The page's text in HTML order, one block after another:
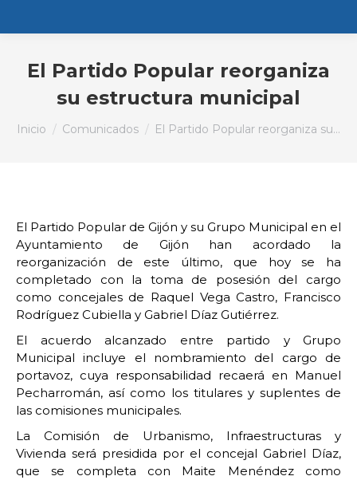
El Partido Popular reorganiza
su estructura municipal
Estás aquí:
Inicio Comunicados El Partido Popular reorganiza su…
El Partido Popular de Gijón y su Grupo Municipal en el
Ayuntamiento de Gijón han acordado la
reorganización de este último, que hoy se ha
completado con la toma de posesión del cargo
como concejales de Raquel Vega Castro, Francisco
Rodríguez Cubiella y Gabriel Díaz Gutiérrez.
El acuerdo alcanzado entre partido y Grupo
Municipal incluye el nombramiento del cargo de
portavoz, cuya responsabilidad recaerá en Manuel
Pecharromán, así como los titulares y suplentes de
las comisiones municipales.
La Comisión de Urbanismo, Infraestructuras y
Vivienda será presidida por el concejal Gabriel Díaz,
que se completa con Maite Menéndez como